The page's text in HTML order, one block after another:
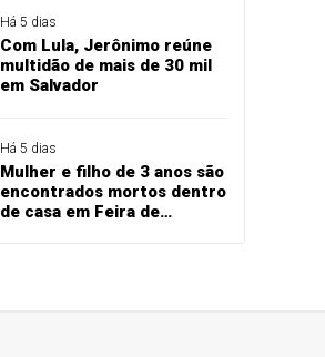
Há 5 dias
Com Lula, Jerônimo reúne
multidão de mais de 30 mil
em Salvador
Há 5 dias
Mulher e filho de 3 anos são
encontrados mortos dentro
de casa em Feira de